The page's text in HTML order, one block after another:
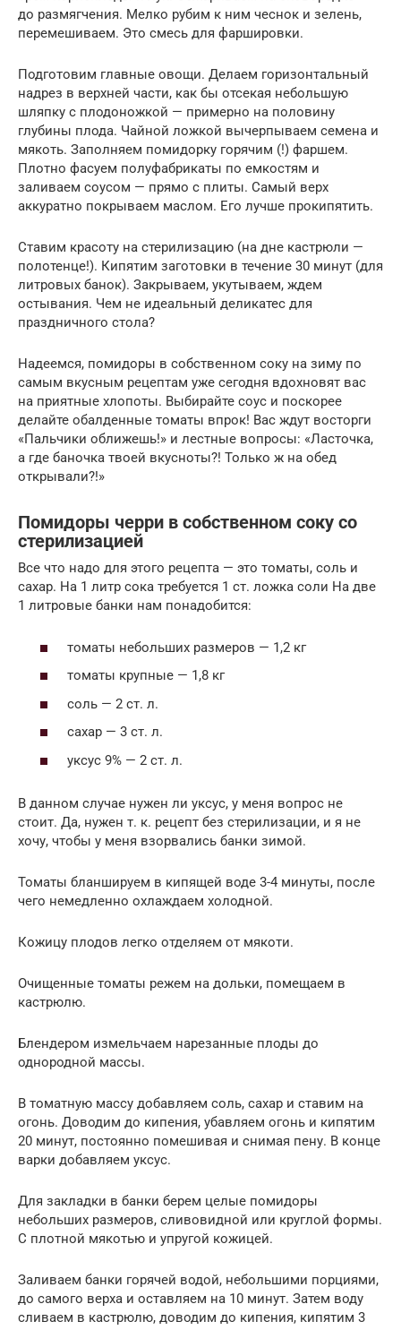
до размягчения. Мелко рубим к ним чеснок и зелень,
перемешиваем. Это смесь для фаршировки.
Подготовим главные овощи. Делаем горизонтальный
надрез в верхней части, как бы отсекая небольшую
шляпку с плодоножкой — примерно на половину
глубины плода. Чайной ложкой вычерпываем семена и
мякоть. Заполняем помидорку горячим (!) фаршем.
Плотно фасуем полуфабрикаты по емкостям и
заливаем соусом — прямо с плиты. Самый верх
аккуратно покрываем маслом. Его лучше прокипятить.
Ставим красоту на стерилизацию (на дне кастрюли —
полотенце!). Кипятим заготовки в течение 30 минут (для
литровых банок). Закрываем, укутываем, ждем
остывания. Чем не идеальный деликатес для
праздничного стола?
Надеемся, помидоры в собственном соку на зиму по
самым вкусным рецептам уже сегодня вдохновят вас
на приятные хлопоты. Выбирайте соус и поскорее
делайте обалденные томаты впрок! Вас ждут восторги
«Пальчики оближешь!» и лестные вопросы: «Ласточка,
а где баночка твоей вкусноты?! Только ж на обед
открывали?!»
Помидоры черри в собственном соку со
стерилизацией
Все что надо для этого рецепта — это томаты, соль и
сахар. На 1 литр сока требуется 1 ст. ложка соли На две
1 литровые банки нам понадобится:
томаты небольших размеров — 1,2 кг
томаты крупные — 1,8 кг
соль — 2 ст. л.
сахар — 3 ст. л.
уксус 9% — 2 ст. л.
В данном случае нужен ли уксус, у меня вопрос не
стоит. Да, нужен т. к. рецепт без стерилизации, и я не
хочу, чтобы у меня взорвались банки зимой.
Томаты бланшируем в кипящей воде 3-4 минуты, после
чего немедленно охлаждаем холодной.
Кожицу плодов легко отделяем от мякоти.
Очищенные томаты режем на дольки, помещаем в
кастрюлю.
Блендером измельчаем нарезанные плоды до
однородной массы.
В томатную массу добавляем соль, сахар и ставим на
огонь. Доводим до кипения, убавляем огонь и кипятим
20 минут, постоянно помешивая и снимая пену. В конце
варки добавляем уксус.
Для закладки в банки берем целые помидоры
небольших размеров, сливовидной или круглой формы.
С плотной мякотью и упругой кожицей.
Заливаем банки горячей водой, небольшими порциями,
до самого верха и оставляем на 10 минут. Затем воду
сливаем в кастрюлю, доводим до кипения, кипятим 3